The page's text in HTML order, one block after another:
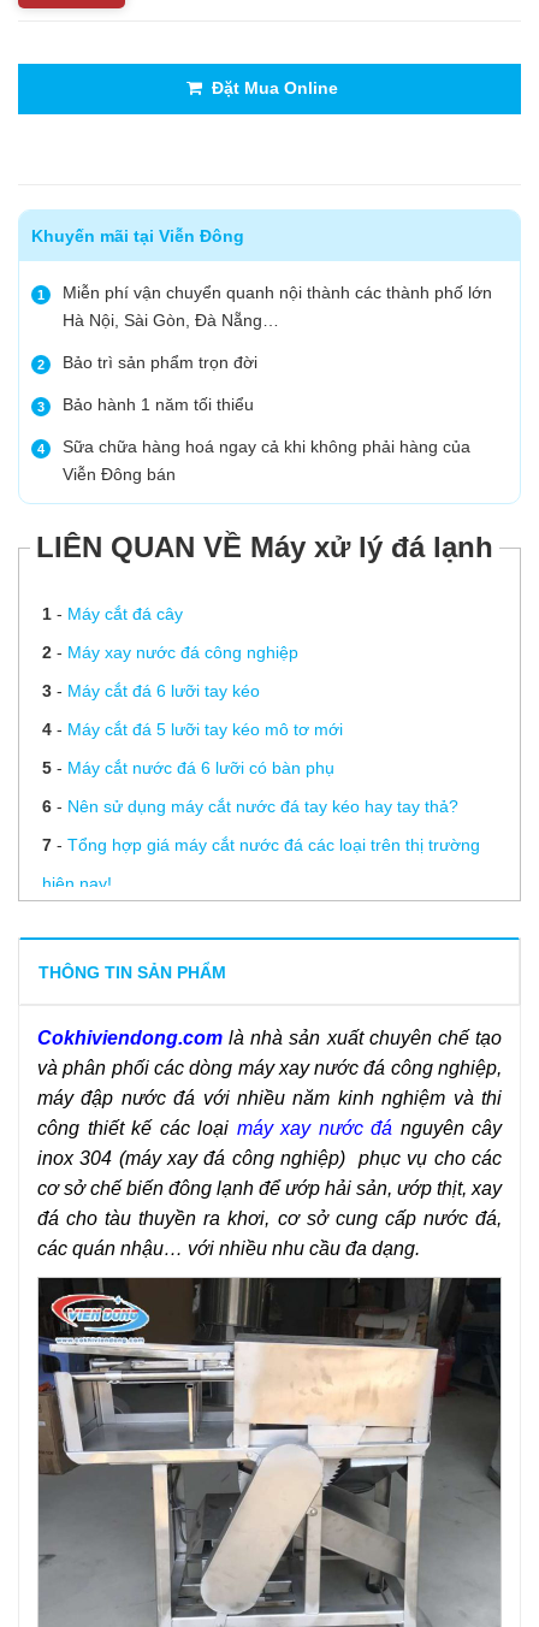
Đặt Mua Online
Khuyến mãi tại Viễn Đông
1
Miễn phí vận chuyển quanh nội thành các thành phố lớn
Hà Nội, Sài Gòn, Đà Nẵng…
2 Bảo trì sản phẩm trọn đời
3 Bảo hành 1 năm tối thiểu
4
Sữa chữa hàng hoá ngay cả khi không phải hàng của
Viễn Đông bán
LIÊN QUAN VỀ Máy xử lý đá lạnh
1- Máy cắt đá cây
2- Máy xay nước đá công nghiệp
3- Máy cắt đá 6 lưỡi tay kéo
4- Máy cắt đá 5 lưỡi tay kéo mô tơ mới
5- Máy cắt nước đá 6 lưỡi có bàn phụ
6- Nên sử dụng máy cắt nước đá tay kéo hay tay thả?
7- Tổng hợp giá máy cắt nước đá các loại trên thị trường
hiện nay!
-Máy xay nước đá công nghiệp nguyên cây inox 304
THÔNG TIN SẢN PHẨM
Cokhiviendong.com là nhà sản xuất chuyên chế tạo
và phân phối các dòng máy xay nước đá công nghiệp,
máy đập nước đá với nhiều năm kinh nghiệm và thi
công thiết kế các loại máy xay nước đá nguyên cây
inox 304 (máy xay đá công nghiệp) phục vụ cho các
cơ sở chế biến đông lạnh để ướp hải sản, ướp thịt, xay
đá cho tàu thuyền ra khơi, cơ sở cung cấp nước đá,
các quán nhậu… với nhiều nhu cầu đa dạng.